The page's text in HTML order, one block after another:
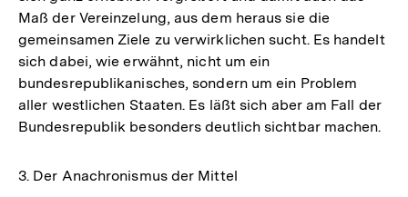
Maß der Vereinzelung, aus dem heraus sie die
gemeinsamen Ziele zu verwirklichen sucht. Es handelt
sich dabei, wie erwähnt, nicht um ein
bundesrepublikanisches, sondern um ein Problem
aller westlichen Staaten. Es läßt sich aber am Fall der
Bundesrepublik besonders deutlich sichtbar machen.
3. Der Anachronismus der Mittel